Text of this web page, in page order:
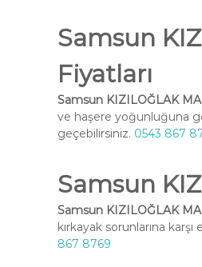
Samsun
Fiyatları
Samsun KIZILOĞLAK
ve haşere yoğunluğuna
geçebilirsiniz. 0543 867
Samsun
Samsun KIZILOĞLAK
kırkayak sorunlarına
867 8769